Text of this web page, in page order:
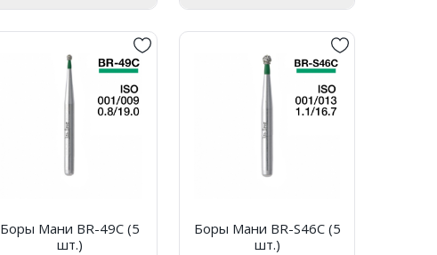
Боры Мани BR-49C (5
шт.)
Боры Мани BR-S46C (5
шт.)